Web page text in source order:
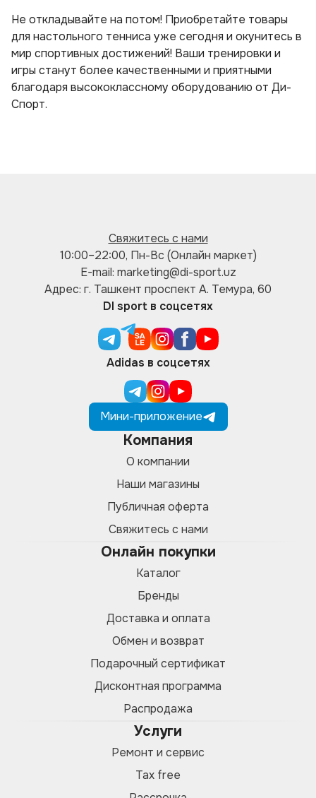
Не откладывайте на потом! Приобретайте товары
для настольного тенниса уже сегодня и окунитесь в
мир спортивных достижений! Ваши тренировки и
игры станут более качественными и приятными
благодаря высококлассному оборудованию от Ди-
Спорт.
Свяжитесь с нами
10:00–22:00, Пн-Вс (Онлайн маркет)
E-mail: marketing@di-sport.uz
Адрес: г. Ташкент проспект А. Темура, 60
DI sport в соцсетях
Adidas в соцсетях
Мини-приложение
Компания
О компании
Наши магазины
Публичная оферта
Свяжитесь с нами
Онлайн покупки
Каталог
Бренды
Доставка и оплата
Обмен и возврат
Подарочный сертификат
Дисконтная программа
Распродажа
Услуги
Ремонт и сервис
Tax free